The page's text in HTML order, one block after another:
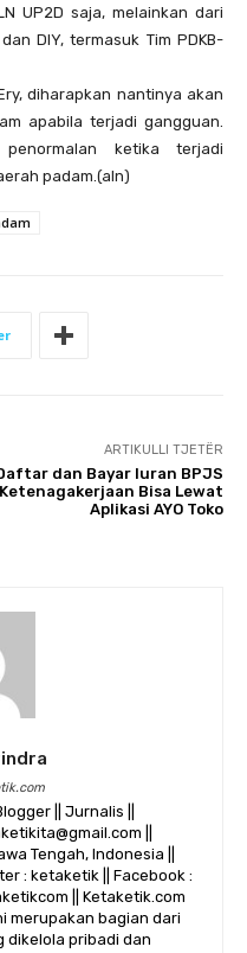
UP2D saja, melainkan dari
DIY, termasuk Tim PDKB-
diharapkan nantinya akan
apabila terjadi gangguan.
ketika terjadi
padam.(aln)
ARTIKULLI TJETËR
dan Bayar Iuran BPJS
Ketenagakerjaan Bisa Lewat
Aplikasi AYO Toko
|| Jurnalis ||
||
Tengah, Indonesia ||
: ketaketik || Facebook :
|| Ketaketik.com
merupakan bagian dari
dikelola pribadi dan